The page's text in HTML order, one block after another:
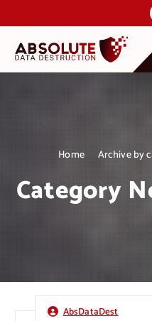
k
t
Home Archive by
Category
AbsDataDest